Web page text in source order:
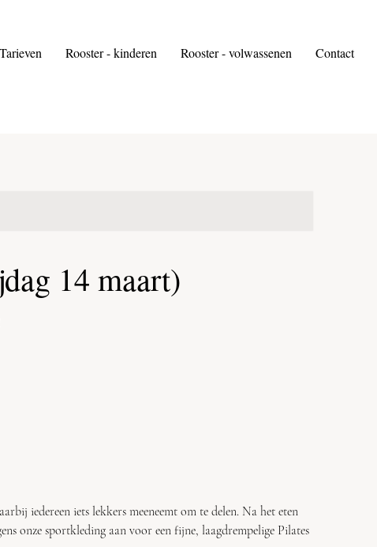
Tarieven Rooster - kinderen Rooster - volwassenen Contact
14 maart)
iedereen iets lekkers meeneemt om te delen. Na het eten
onze sportkleding aan voor een fijne, laagdrempelige Pilates